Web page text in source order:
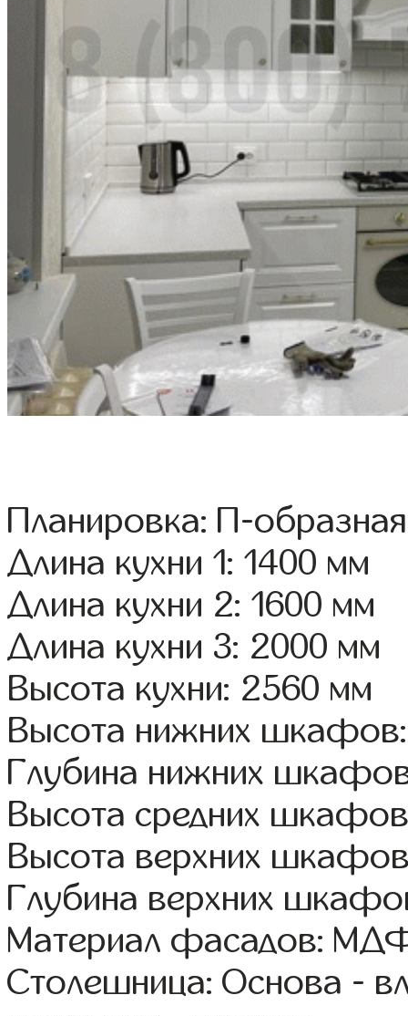
Планировка: П-образная
Длина кухни 1: 1400 мм
Длина кухни 2: 1600 мм
Длина кухни 3: 2000 мм
Высота кухни: 2560 мм
Высота нижних
Глубина нижних
Высота средних
Высота верхних
Глубина верхних
Материал фасадов:
Столешница: Основа -